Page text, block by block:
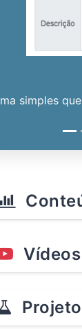
simples